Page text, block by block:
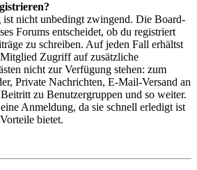
ist nicht unbedingt zwingend. Die Board-
Forums entscheidet, ob du registriert
zu schreiben. Auf jeden Fall erhältst
Zugriff auf zusätzliche
nicht zur Verfügung stehen: zum
Private Nachrichten, E-Mail-Versand an
zu Benutzergruppen und so weiter.
Anmeldung, da sie schnell erledigt ist
bietet.